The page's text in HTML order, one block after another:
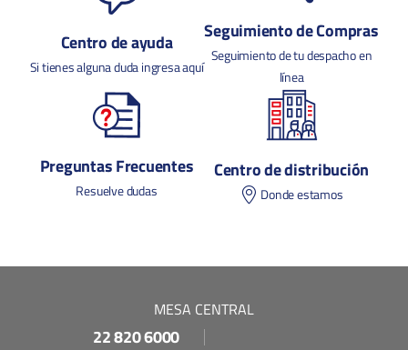
Centro de ayuda
Si tienes alguna duda ingresa aquí
Seguimiento de Compras
Seguimiento de tu despacho en
línea
Preguntas Frecuentes
Resuelve dudas
Centro de distribución
Donde estamos
MESA CENTRAL
22 820 6000